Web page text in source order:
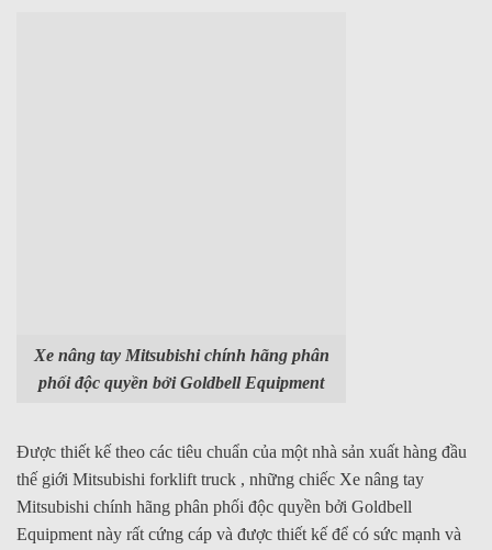
Xe nâng tay Mitsubishi chính hãng phân
phối độc quyền bởi Goldbell Equipment
Được thiết kế theo các tiêu chuẩn của một nhà sản xuất hàng đầu
thế giới Mitsubishi forklift truck , những chiếc Xe nâng tay
Mitsubishi chính hãng phân phối độc quyền bởi Goldbell
Equipment này rất cứng cáp và được thiết kế để có sức mạnh và